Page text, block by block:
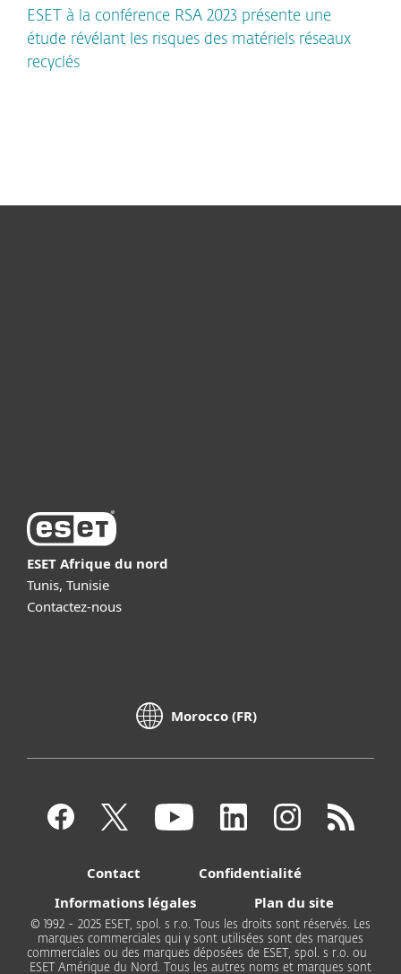
ESET à la conférence RSA 2023 présente une
étude révélant les risques des matériels réseaux
recyclés
ESET Afrique du nord
Tunis, Tunisie
Contactez-nous
Morocco (FR)
Contact
Confidentialité
Informations légales
Plan du site
© 1992 - 2025 ESET, spol. s r.o. Tous les droits sont réservés. Les
marques commerciales qui y sont utilisées sont des marques
commerciales ou des marques déposées de ESET, spol. s r.o. ou
ESET Amérique du Nord. Tous les autres noms et marques sont